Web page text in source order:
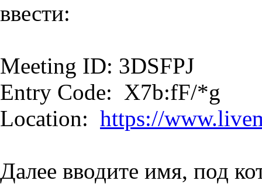
ввести:
Meeting ID: 3DSFPJ
Entry Code: X7b:fF/*g
Location: https://
Далее вводите имя, под